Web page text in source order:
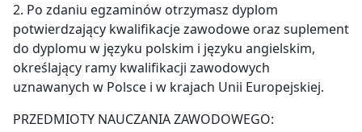
2. Po zdaniu egzaminów otrzymasz dyplom
potwierdzający kwalifikacje zawodowe oraz suplement
do dyplomu w języku polskim i języku angielskim,
określający ramy kwalifikacji zawodowych
uznawanych w Polsce i w krajach Unii Europejskiej.
PRZEDMIOTY NAUCZANIA ZAWODOWEGO: